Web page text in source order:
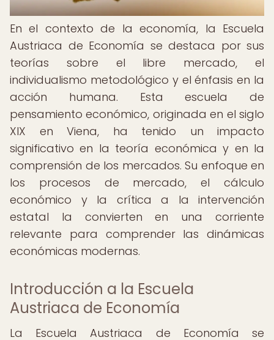
En el contexto de la economía, la Escuela
Austriaca de Economía se destaca por sus
teorías sobre el libre mercado, el
individualismo metodológico y el énfasis en la
acción humana. Esta escuela de
pensamiento económico, originada en el siglo
XIX en Viena, ha tenido un impacto
significativo en la teoría económica y en la
comprensión de los mercados. Su enfoque en
los procesos de mercado, el cálculo
económico y la crítica a la intervención
estatal la convierten en una corriente
relevante para comprender las dinámicas
económicas modernas.
Introducción a la Escuela
Austriaca de Economía
La Escuela Austriaca de Economía se